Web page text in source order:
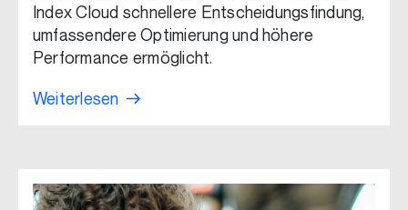
Index Cloud schnellere Entscheidungsfindung,
umfassendere Optimierung und höhere
Performance ermöglicht.
Weiterlesen